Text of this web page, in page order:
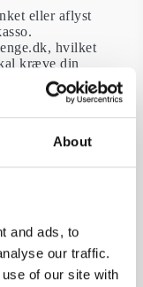
About
and ads, to
our traffic.
of our site with
eller aflyst
hvilket
kræve din